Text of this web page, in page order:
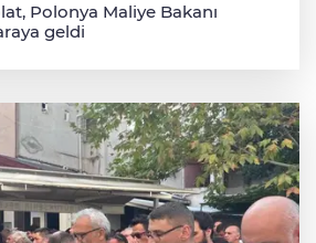
Polonya Maliye Bakanı
geldi